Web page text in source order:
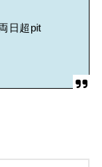
日超pit